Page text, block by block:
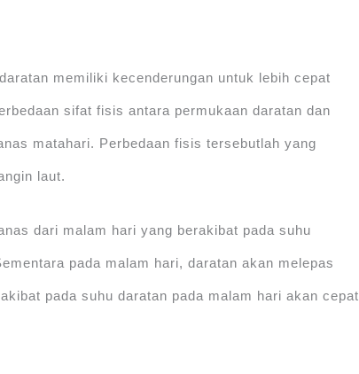
memiliki kecenderungan untuk lebih cepat
sifat fisis antara permukaan daratan dan
matahari. Perbedaan fisis tersebutlah yang
laut.
dari malam hari yang berakibat pada suhu
pada malam hari, daratan akan melepas
pada suhu daratan pada malam hari akan cepat